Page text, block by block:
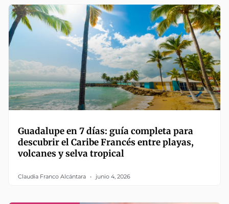
Guadalupe en 7 días: guía completa para
descubrir el Caribe Francés entre playas,
volcanes y selva tropical
Claudia Franco Alcántara junio 4, 2026